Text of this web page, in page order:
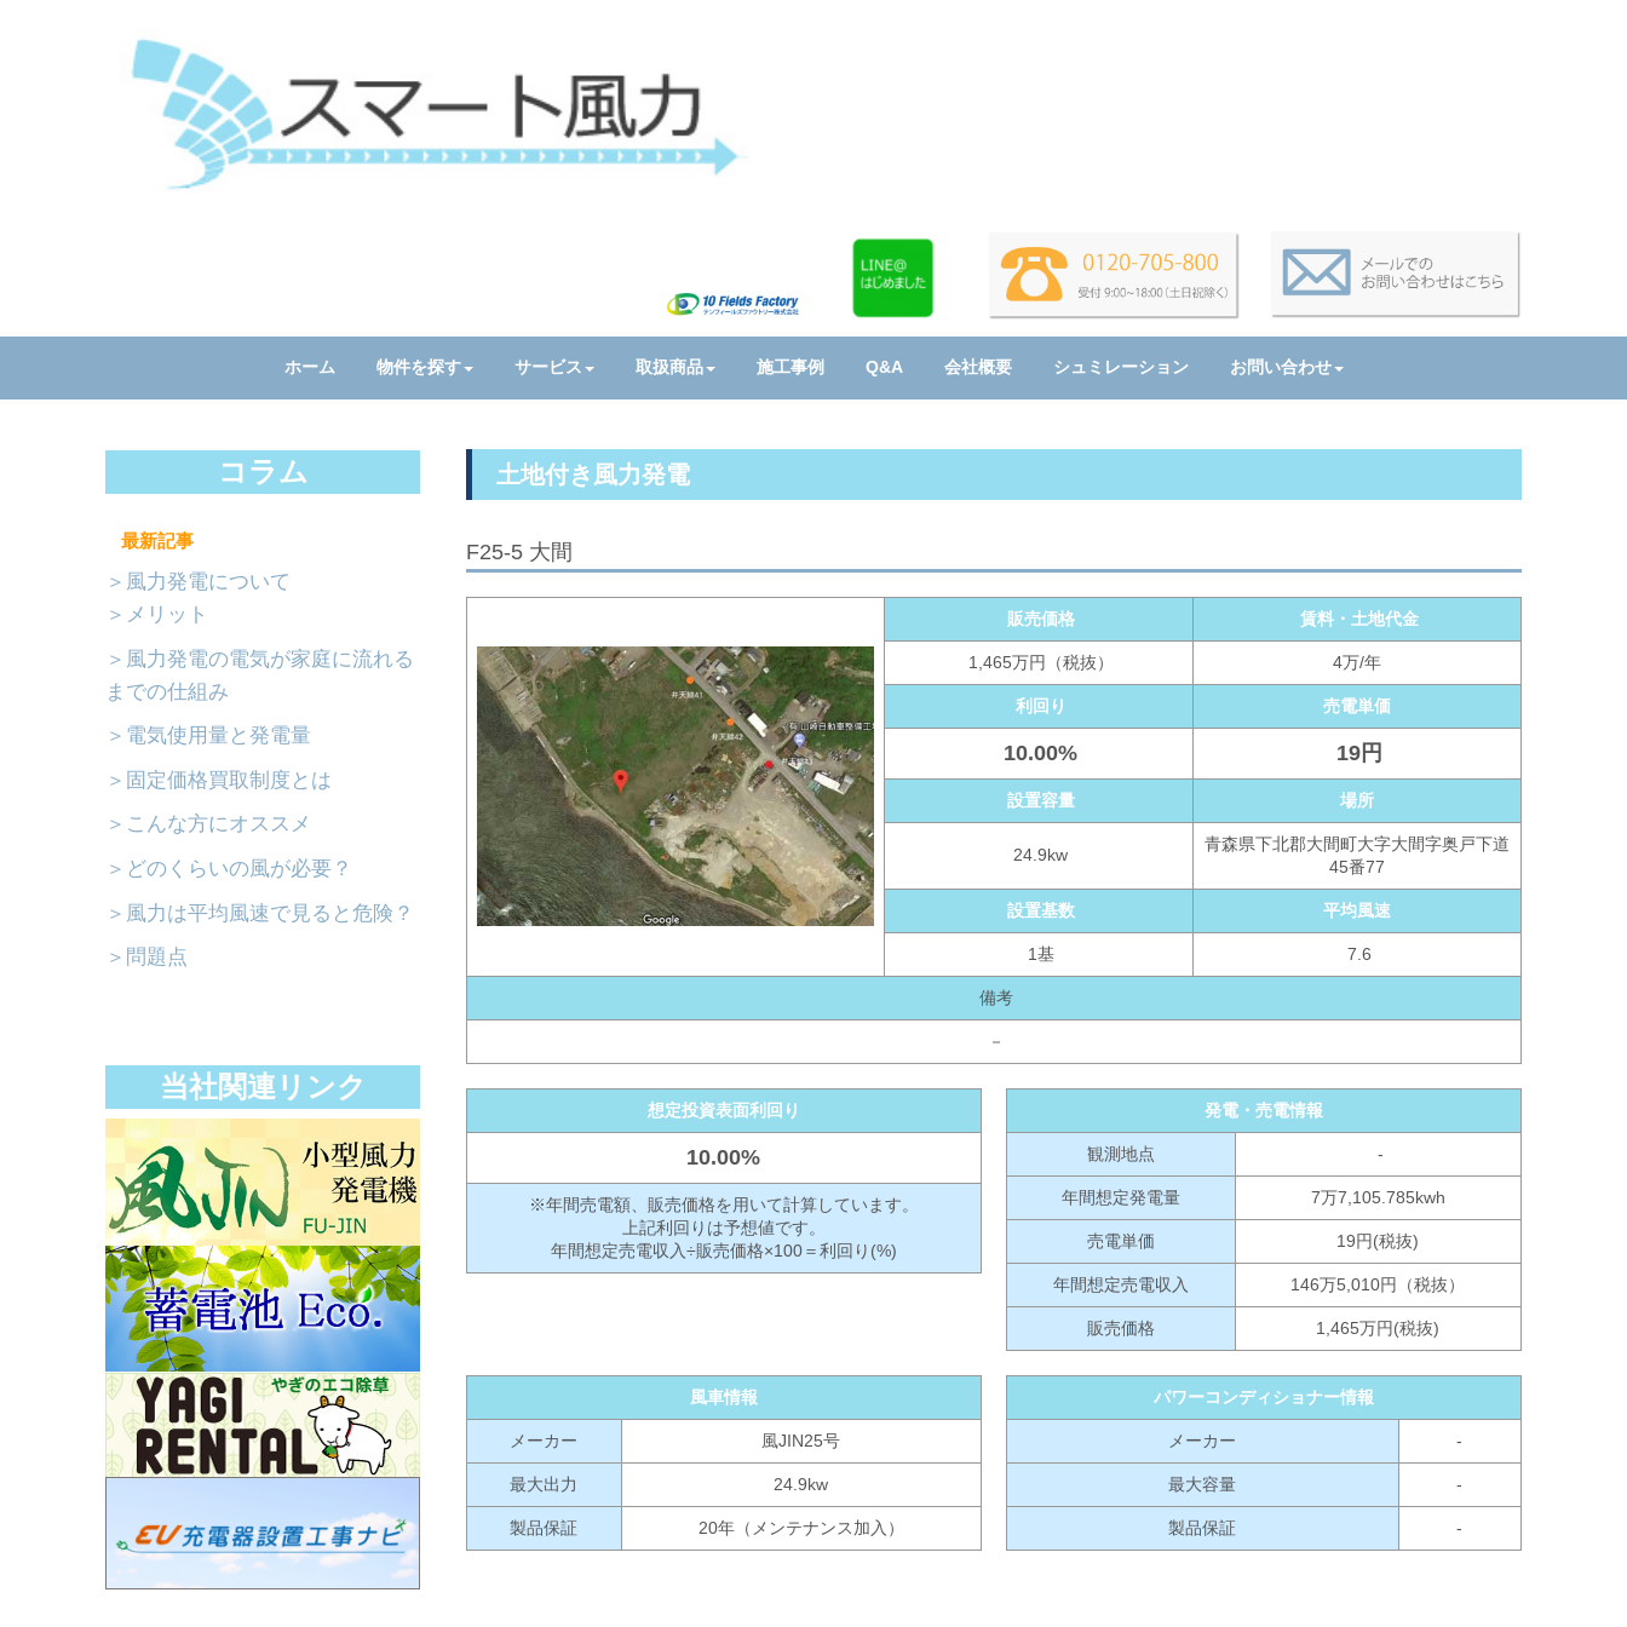
ホーム 物件を探す サービス 取扱商品 施工事例 Q&A 会社概要 シュミレーション お問い合わせ
土地付き風力発電
F25-5 大間
販売価格 賃料・土地代金
1,465万円（税抜） 4万/年
利回り 売電単価
10.00% 19円
設置容量 場所
24.9kw
青森県下北郡大間町大字大間字奥戸下道
45番77
設置基数 平均風速
1基 7.6
備考
－
想定投資表面利回り
10.00%
※年間売電額、販売価格を用いて計算しています。
上記利回りは予想値です。
年間想定売電収入÷販売価格×100＝利回り(%)
発電・売電情報
観測地点 -
年間想定発電量 7万7,105.785kwh
売電単価 19円(税抜)
年間想定売電収入 146万5,010円（税抜）
販売価格 1,465万円(税抜)
風車情報
メーカー 風JIN25号
最大出力 24.9kw
製品保証 20年（メンテナンス加入）
パワーコンディショナー情報
メーカー -
最大容量 -
製品保証 -
コラム
最新記事
＞風力発電について
＞メリット
＞風力発電の電気が家庭に流れる
までの仕組み
＞電気使用量と発電量
＞固定価格買取制度とは
＞こんな方にオススメ
＞どのくらいの風が必要？
＞風力は平均風速で見ると危険？
＞問題点
当社関連リンク